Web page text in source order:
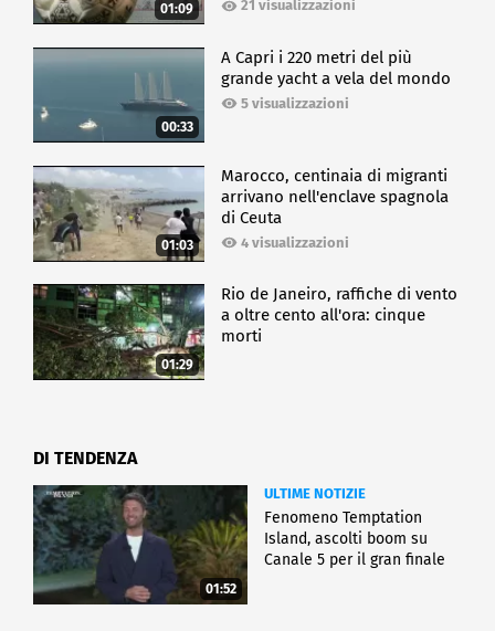
01:09 21 visualizzazioni
00:33
A Capri i 220 metri del più
grande yacht a vela del mondo
5 visualizzazioni
01:03
Marocco, centinaia di migranti
arrivano nell'enclave spagnola
di Ceuta
4 visualizzazioni
01:29
Rio de Janeiro, raffiche di vento
a oltre cento all'ora: cinque
morti
DI TENDENZA
01:52
ULTIME NOTIZIE
Fenomeno Temptation
Island, ascolti boom su
Canale 5 per il gran finale